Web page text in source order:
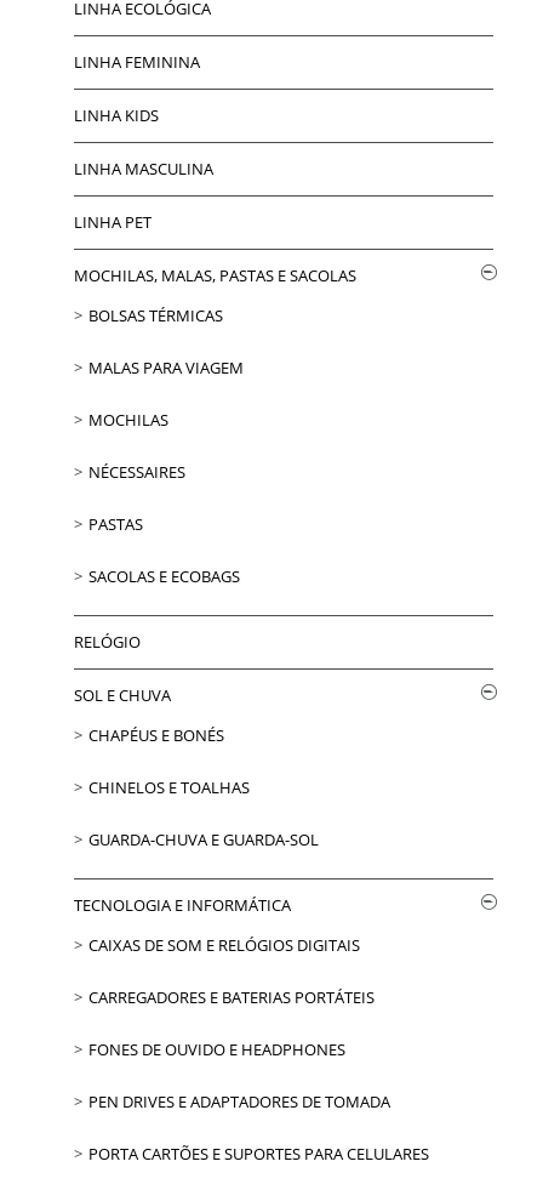
LINHA ECOLÓGICA
LINHA FEMININA
LINHA KIDS
LINHA MASCULINA
LINHA PET
MOCHILAS, MALAS, PASTAS E SACOLAS
BOLSAS TÉRMICAS
MALAS PARA VIAGEM
MOCHILAS
NÉCESSAIRES
PASTAS
SACOLAS E ECOBAGS
RELÓGIO
SOL E CHUVA
CHAPÉUS E BONÉS
CHINELOS E TOALHAS
GUARDA-CHUVA E GUARDA-SOL
TECNOLOGIA E INFORMÁTICA
CAIXAS DE SOM E RELÓGIOS DIGITAIS
CARREGADORES E BATERIAS PORTÁTEIS
FONES DE OUVIDO E HEADPHONES
PEN DRIVES E ADAPTADORES DE TOMADA
PORTA CARTÕES E SUPORTES PARA CELULARES